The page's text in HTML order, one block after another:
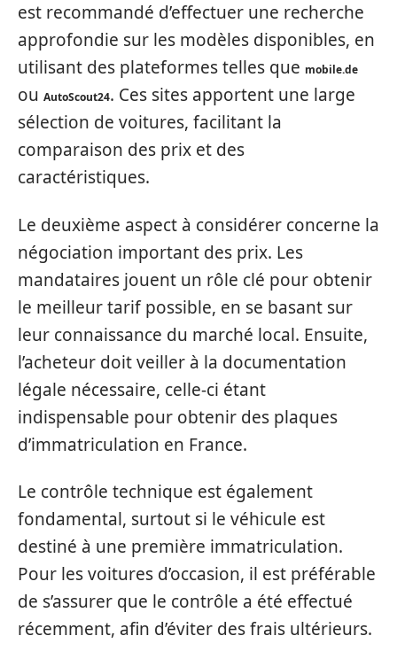
est recommandé d’effectuer une recherche
approfondie sur les modèles disponibles, en
utilisant des plateformes telles que mobile.de
ou AutoScout24. Ces sites apportent une large
sélection de voitures, facilitant la
comparaison des prix et des
caractéristiques.
Le deuxième aspect à considérer concerne la
négociation important des prix. Les
mandataires jouent un rôle clé pour obtenir
le meilleur tarif possible, en se basant sur
leur connaissance du marché local. Ensuite,
l’acheteur doit veiller à la documentation
légale nécessaire, celle-ci étant
indispensable pour obtenir des plaques
d’immatriculation en France.
Le contrôle technique est également
fondamental, surtout si le véhicule est
destiné à une première immatriculation.
Pour les voitures d’occasion, il est préférable
de s’assurer que le contrôle a été effectué
récemment, afin d’éviter des frais ultérieurs.